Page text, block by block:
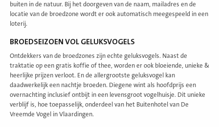
buiten in de natuur. Bij het doorgeven van de naam, mailadres en de
locatie van de broedzone wordt er ook automatisch meegespeeld in een
loterij.
BROEDSEIZOEN VOL GELUKSVOGELS
Ontdekkers van de broedzones zijn echte geluksvogels. Naast de
traktatie op een gratis koffie of thee, worden er ook bloeiende, unieke &
heerlijke prijzen verloot. En de allergrootste geluksvogel kan
daadwerkelijk een nachtje broeden. Diegene wint als hoofdprijs een
overnachting inclusief ontbijt in een levensgroot vogelhuisje. Dit unieke
verblijf is, hoe toepasselijk, onderdeel van het Buitenhotel van De
Vreemde Vogel in Vlaardingen.